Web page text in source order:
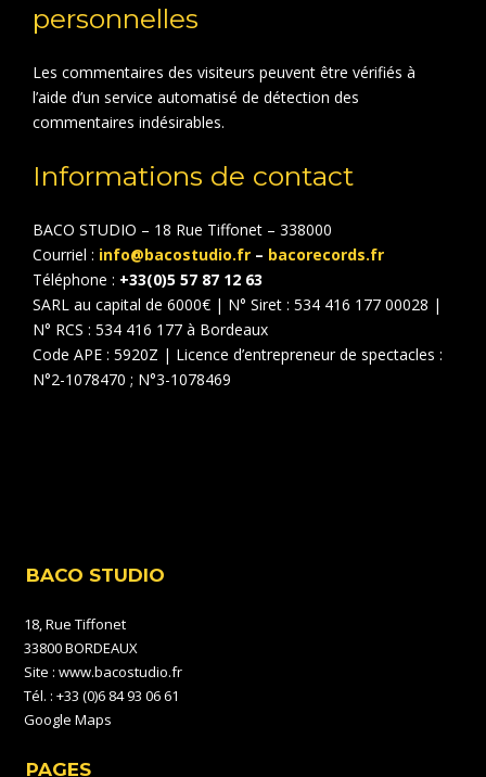
personnelles
Les commentaires des visiteurs peuvent être vérifiés à
l’aide d’un service automatisé de détection des
commentaires indésirables.
Informations de contact
BACO STUDIO – 18 Rue Tiffonet – 338000
Courriel : info@bacostudio.fr – bacorecords.fr
Téléphone : +33(0)5 57 87 12 63
SARL au capital de 6000€ | N° Siret : 534 416 177 00028 |
N° RCS : 534 416 177 à Bordeaux
Code APE : 5920Z | Licence d’entrepreneur de spectacles :
N°2-1078470 ; N°3-1078469
BACO STUDIO
18, Rue Tiffonet
33800 BORDEAUX
Site :www.bacostudio.fr
Tél. : +33 (0)6 84 93 06 61
Google Maps
PAGES